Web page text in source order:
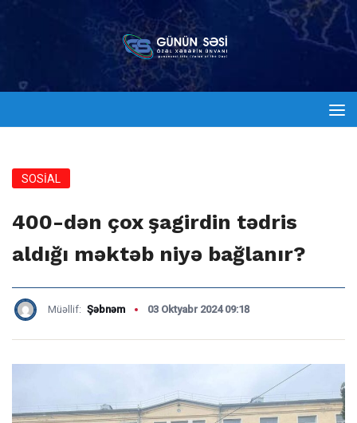
SOSİAL
400-dən çox şagirdin tədris
aldığı məktəb niyə bağlanır?
Müəllif: Şəbnəm 03 Oktyabr 2024 09:18